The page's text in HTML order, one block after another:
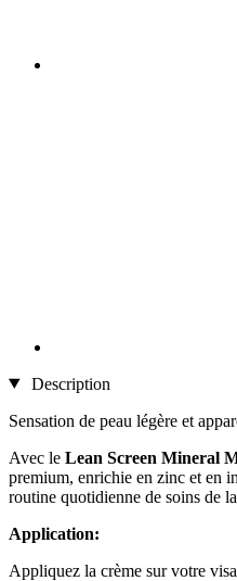
Description
Sensation de peau légère et
Avec le Lean Screen Mineral
premium, enrichie en zinc et en
routine quotidienne de soins de
Application:
Appliquez la crème sur votre